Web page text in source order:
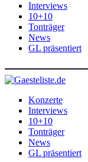
Interviews
10+10
Tonträger
News
GL präsentiert
Konzerte
Interviews
10+10
Tonträger
News
GL präsentiert